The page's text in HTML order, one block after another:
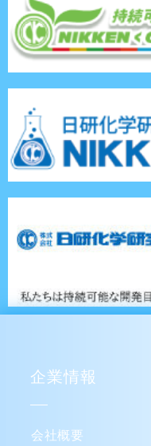
企業情報
会社概要